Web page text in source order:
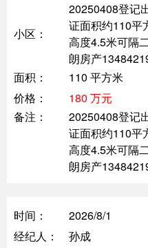
小区：
20250408登记
证面积约110平
高度4.5米可隔
朗房产
面积：
110 平方米
价格：
180 万元
备注：
20250408登记
证面积约110平
高度4.5米可隔
朗房产
时间：
2026/8/1
经纪人：
孙成